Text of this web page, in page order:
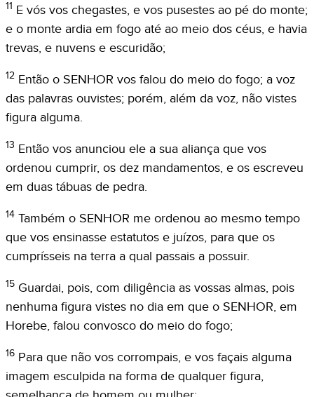
11 E vós vos chegastes, e vos pusestes ao pé do monte;
e o monte ardia em fogo até ao meio dos céus, e havia
trevas, e nuvens e escuridão;
12 Então o SENHOR vos falou do meio do fogo; a voz
das palavras ouvistes; porém, além da voz, não vistes
figura alguma.
13 Então vos anunciou ele a sua aliança que vos
ordenou cumprir, os dez mandamentos, e os escreveu
em duas tábuas de pedra.
14 Também o SENHOR me ordenou ao mesmo tempo
que vos ensinasse estatutos e juízos, para que os
cumprísseis na terra a qual passais a possuir.
15 Guardai, pois, com diligência as vossas almas, pois
nenhuma figura vistes no dia em que o SENHOR, em
Horebe, falou convosco do meio do fogo;
16 Para que não vos corrompais, e vos façais alguma
imagem esculpida na forma de qualquer figura,